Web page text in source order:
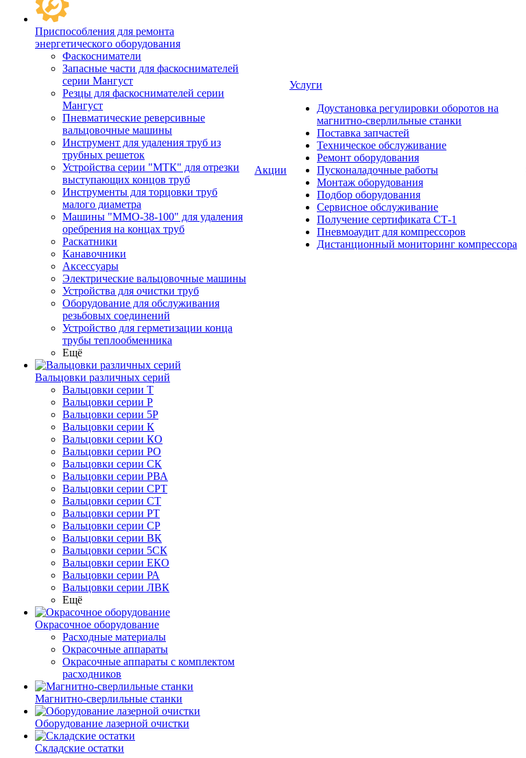
Приспособления для ремонта
энергетического оборудования
Фаскосниматели
Запасные части для фаскоснимателей
серии Мангуст
Резцы для фаскоснимателей серии
Мангуст
Пневматические реверсивные
вальцовочные машины
Инструмент для удаления труб из
трубных решеток
Устройства серии "МТК" для отрезки
выступающих концов труб
Инструменты для торцовки труб
малого диаметра
Машины "ММО-38-100" для удаления
оребрения на концах труб
Раскатники
Канавочники
Аксессуары
Электрические вальцовочные машины
Устройства для очистки труб
Оборудование для обслуживания
резьбовых соединений
Устройство для герметизации конца
трубы теплообменника
Ещё
Вальцовки различных серий
Вальцовки серии Т
Вальцовки серии Р
Вальцовки серии 5Р
Вальцовки серии К
Вальцовки серии КО
Вальцовки серии РО
Вальцовки серии СК
Вальцовки серии РВА
Вальцовки серии СРТ
Вальцовки серии СТ
Вальцовки серии РТ
Вальцовки серии СР
Вальцовки серии ВК
Вальцовки серии 5СК
Вальцовки серии ЕКО
Вальцовки серии РА
Вальцовки серии ЛВК
Ещё
Окрасочное оборудование
Расходные материалы
Окрасочные аппараты
Окрасочные аппараты с комплектом
расходников
Магнитно-сверлильные станки
Оборудование лазерной очистки
Складские остатки
Акции
Услуги
Доустановка регулировки оборотов на
магнитно-сверлильные станки
Поставка запчастей
Техническое обслуживание
Ремонт оборудования
Пусконаладочные работы
Монтаж оборудования
Подбор оборудования
Сервисное обслуживание
Получение сертификата СТ-1
Пневмоаудит для компрессоров
Дистанционный мониторинг компрессора